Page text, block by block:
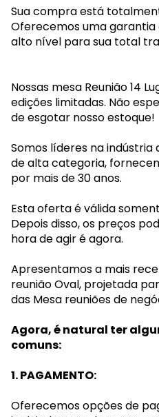
Sua compra está
Oferecemos uma garantia
alto nível para sua total
Nossas mesa Reunião 14
edições limitadas. Não
de esgotar nosso estoque!
Somos líderes na
de alta categoria,
por mais de 30 anos.
Esta oferta é válida
Depois disso, os preços
hora de agir é agora.
Apresentamos a mais
reunião Oval, projetada
das Mesa reuniões de
Agora, é natural ter
comuns:
1. PAGAMENTO:
Oferecemos opções de